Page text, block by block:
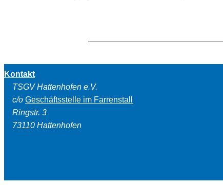
Kontakt
TSGV Hattenhofen e.V.
c/o Geschäftsstelle im Farrenstall
Ringstr. 3
73110 Hattenhofen